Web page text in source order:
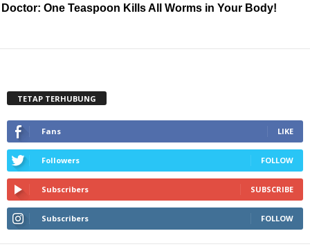
Doctor: One Teaspoon Kills All Worms in Your Body!
TETAP TERHUBUNG
Fans LIKE
Followers FOLLOW
Subscribers SUBSCRIBE
Subscribers FOLLOW